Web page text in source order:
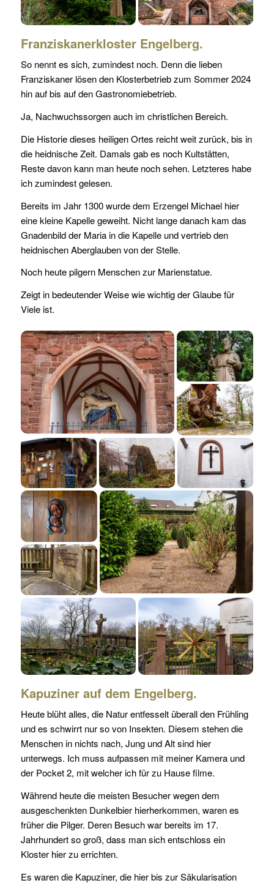
Franziskanerkloster Engelberg.
So nennt es sich, zumindest noch. Denn die lieben
Franziskaner lösen den Klosterbetrieb zum Sommer 2024
hin auf bis auf den Gastronomiebetrieb.
Ja, Nachwuchssorgen auch im christlichen Bereich.
Die Historie dieses heiligen Ortes reicht weit zurück, bis in
die heidnische Zeit. Damals gab es noch Kultstätten,
Reste davon kann man heute noch sehen. Letzteres habe
ich zumindest gelesen.
Bereits im Jahr 1300 wurde dem Erzengel Michael hier
eine kleine Kapelle geweiht. Nicht lange danach kam das
Gnadenbild der Maria in die Kapelle und vertrieb den
heidnischen Aberglauben von der Stelle.
Noch heute pilgern Menschen zur Marienstatue.
Zeigt in bedeutender Weise wie wichtig der Glaube für
Viele ist.
Kapuziner auf dem Engelberg.
Heute blüht alles, die Natur entfesselt überall den Frühling
und es schwirrt nur so von Insekten. Diesem stehen die
Menschen in nichts nach, Jung und Alt sind hier
unterwegs. Ich muss aufpassen mit meiner Kamera und
der Pocket 2, mit welcher ich für zu Hause filme.
Während heute die meisten Besucher wegen dem
ausgeschenkten Dunkelbier hierherkommen, waren es
früher die Pilger. Deren Besuch war bereits im 17.
Jahrhundert so groß, dass man sich entschloss ein
Kloster hier zu errichten.
Es waren die Kapuziner, die hier bis zur Säkularisation